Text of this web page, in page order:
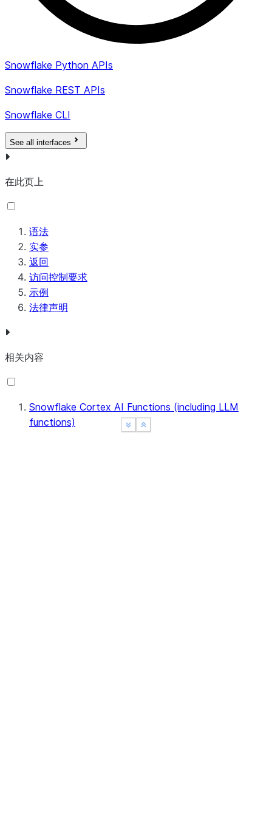
Show less
See moreShow less
See more
Snowflake Python APIs
Snowflake REST APIs
Snowflake CLI
See all interfaces
在此页上
语法
实参
返回
访问控制要求
示例
法律声明
相关内容
Snowflake Cortex AI Functions (including LLM
functions)